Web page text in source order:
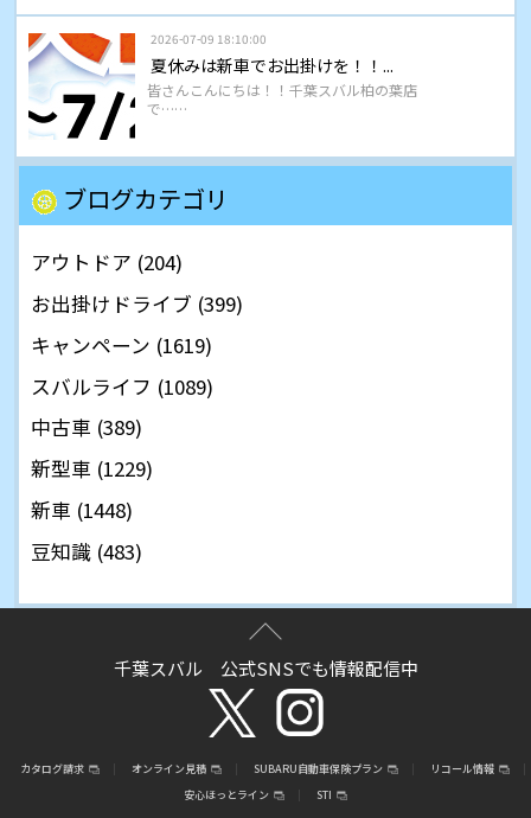
2026-07-09 18:10:00
夏休みは新車でお出掛けを！！...
皆さんこんにちは！！千葉スバル柏の葉店
で……
ブログカテゴリ
アウトドア (204)
お出掛けドライブ (399)
キャンペーン (1619)
スバルライフ (1089)
中古車 (389)
新型車 (1229)
新車 (1448)
豆知識 (483)
千葉スバル 公式SNSでも情報配信中
カタログ請求 オンライン見積 SUBARU自動車保険プラン
リコール情報
安心ほっとライン
STI